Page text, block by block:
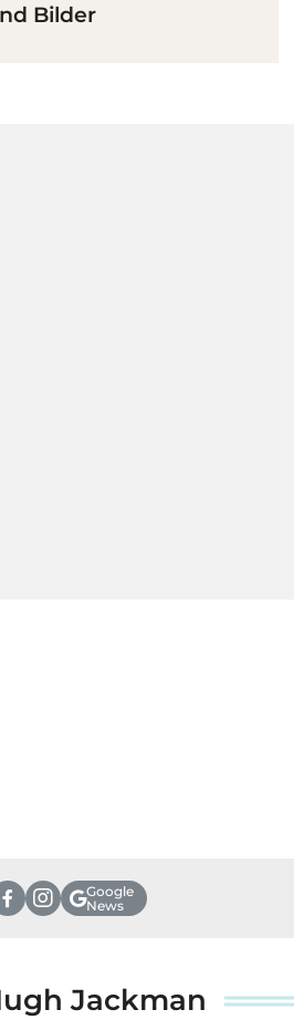
Bilder
Google
News
Jackman